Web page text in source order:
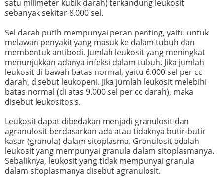
satu milimeter kubik darah) terkandung leukosit
sebanyak sekitar 8.000 sel.
Sel darah putih mempunyai peran penting, yaitu untuk
melawan penyakit yang masuk ke dalam tubuh dan
membentuk antibodi. Jumlah leukosit yang meningkat
menunjukkan adanya infeksi dalam tubuh. Jika jumlah
leukosit di bawah batas normal, yaitu 6.000 sel per cc
darah, disebut leukopeni. Jika jumlah leukosit melebihi
batas normal (di atas 9.000 sel per cc darah), maka
disebut leukositosis.
Leukosit dapat dibedakan menjadi granulosit dan
agranulosit berdasarkan ada atau tidaknya butir-butir
kasar (granula) dalam sitoplasma. Granulosit adalah
leukosit yang mempunyai granula dalam sitoplasmanya.
Sebaliknya, leukosit yang tidak mempunyai granula
dalam sitoplasmanya disebut agranulosit.